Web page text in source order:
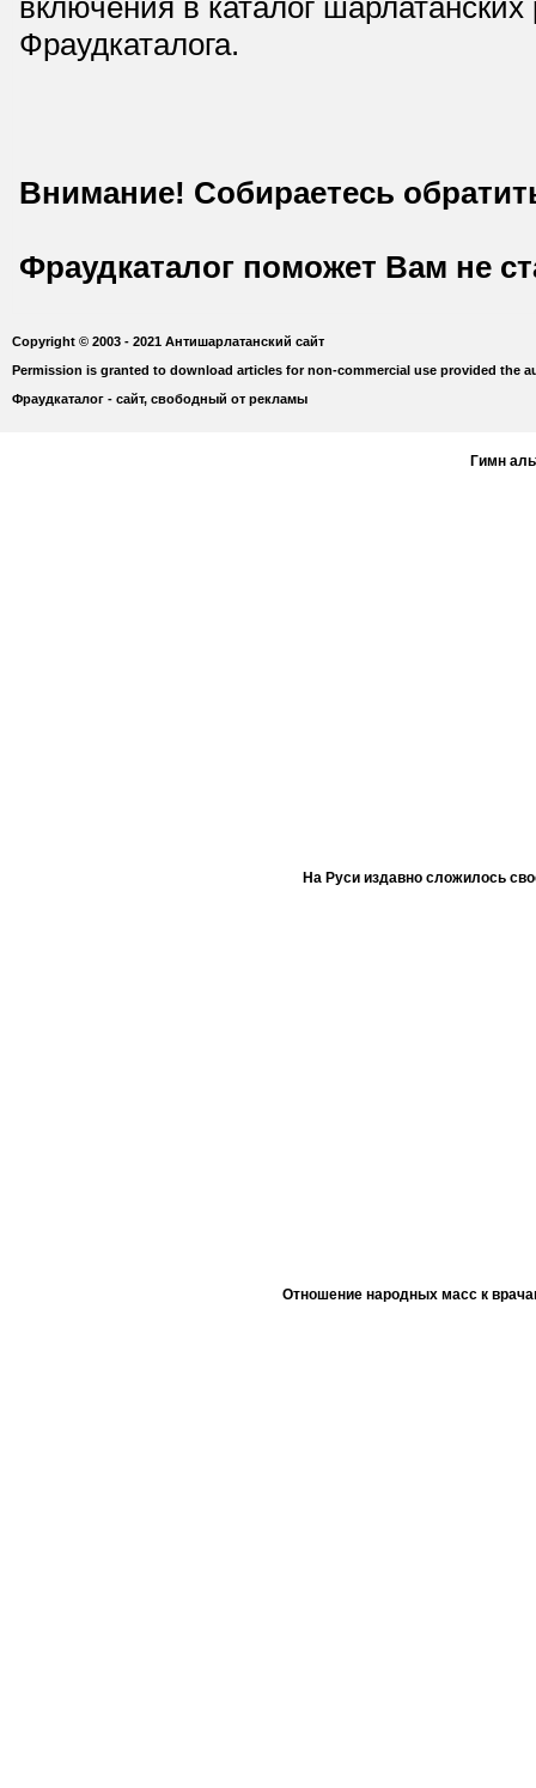
включения в каталог
Фраудкаталога.
Внимание! Собираетесь
Фраудкаталог поможет Вам не
Copyright © 2003 - 2021 Антишарлатанский сайт
Permission is granted to download articles for non-commercial use provided the
Фраудкаталог - сайт, свободный от рекламы
Гимн
На Руси издавно сложилось
Отношение народных масс к